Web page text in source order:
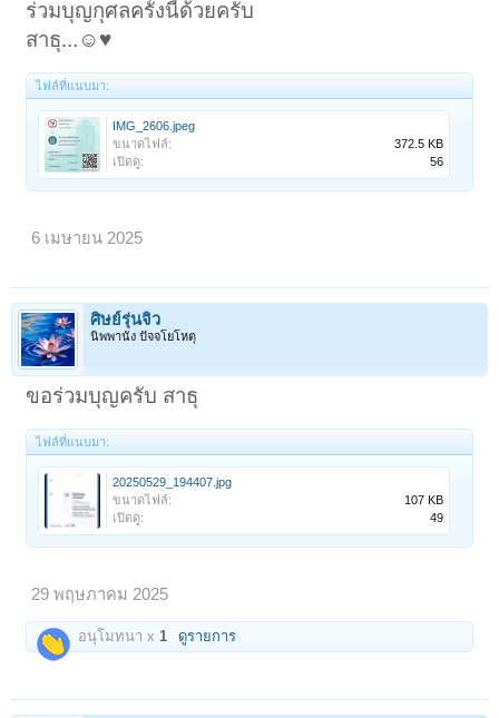
ร่วมบุญกุศลครั้งนี้ด้วยครับ
สาธุ...☺️♥️
ไฟล์ที่แนบมา:
IMG_2606.jpeg
ขนาดไฟล์:
372.5 KB
เปิดดู:
56
6 เมษายน 2025
ศิษย์รุ่นจิ๋ว
นิพพานัง ปัจจโยโหตุ
ขอร่วมบุญครับ สาธุ
ไฟล์ที่แนบมา:
20250529_194407.jpg
ขนาดไฟล์:
107 KB
เปิดดู:
49
29 พฤษภาคม 2025
อนุโมทนา x1 ดูรายการ